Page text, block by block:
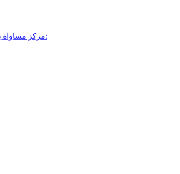
مركز مساواة بالتعاون مع اللجنة القطرية لرؤساء السلطات المحلية العربية ولجنة متابعة التعليم: